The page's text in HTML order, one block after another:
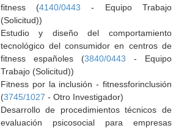
fitness (4140/0443 - Equipo Trabajo
(Solicitud))
Estudio y diseño del comportamiento
tecnológico del consumidor en centros de
fitness españoles (3840/0443 - Equipo
Trabajo (Solicitud))
Fitness por la inclusión - fitnessforinclusión
(3745/1027 - Otro Investigador)
Desarrollo de procedimientos técnicos de
evaluación psicosocial para empresas